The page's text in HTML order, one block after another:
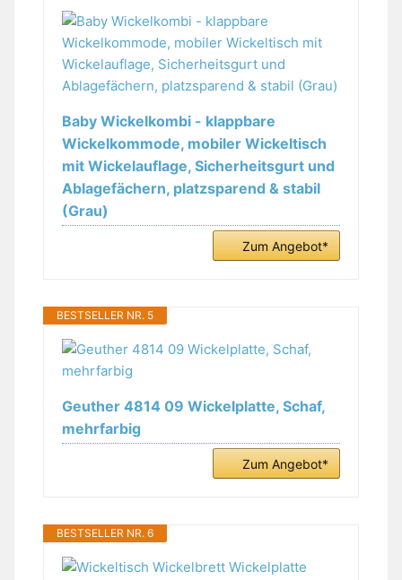
Baby Wickelkombi - klappbare
Wickelkommode, mobiler Wickeltisch
mit Wickelauflage, Sicherheitsgurt und
Ablagefächern, platzsparend & stabil
(Grau)
Zum Angebot*
BESTSELLER NR. 5
Geuther 4814 09 Wickelplatte, Schaf,
mehrfarbig
Zum Angebot*
BESTSELLER NR. 6